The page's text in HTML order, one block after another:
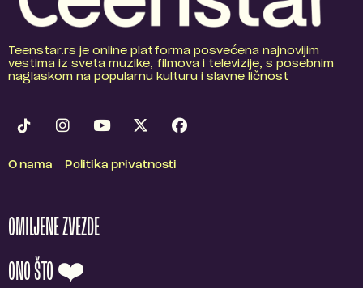
Teenstar.rs je online platforma posvećena najnovijim
vestima iz sveta muzike, filmova i televizije, s posebnim
naglaskom na popularnu kulturu i slavne ličnost
O nama Politika privatnosti
OMILJENE ZVEZDE
ONO ŠTO ❤️